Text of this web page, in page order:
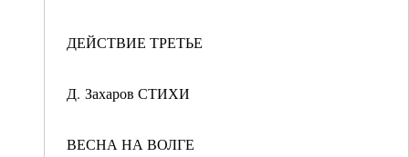
ДЕЙСТВИЕ ТРЕТЬЕ
Д. Захаров СТИХИ
ВЕСНА НА ВОЛГЕ